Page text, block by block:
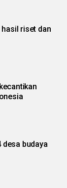
riset dan
desa budaya